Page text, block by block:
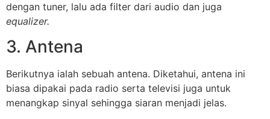
dengan tuner, lalu ada filter dari audio dan juga
equalizer.
3. Antena
Berikutnya ialah sebuah antena. Diketahui, antena ini
biasa dipakai pada radio serta televisi juga untuk
menangkap sinyal sehingga siaran menjadi jelas.